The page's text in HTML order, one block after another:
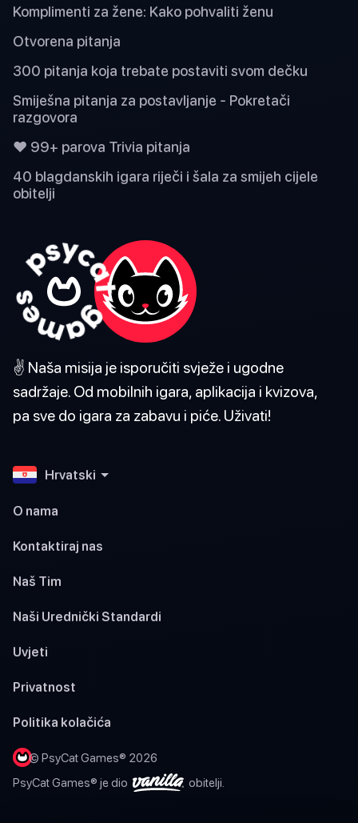
Komplimenti za žene: Kako pohvaliti ženu
Otvorena pitanja
300 pitanja koja trebate postaviti svom dečku
Smiješna pitanja za postavljanje - Pokretači
razgovora
❤️ 99+ parova Trivia pitanja
40 blagdanskih igara riječi i šala za smijeh cijele
obitelji
✌️ Naša misija je isporučiti svježe i ugodne
sadržaje. Od mobilnih igara, aplikacija i kvizova,
pa sve do igara za zabavu i piće. Uživati!
Hrvatski
O nama
Kontaktiraj nas
Naš Tim
Naši Urednički Standardi
Uvjeti
Privatnost
Politika kolačića
© PsyCat Games® 2026
PsyCat Games® je dio
obitelji.